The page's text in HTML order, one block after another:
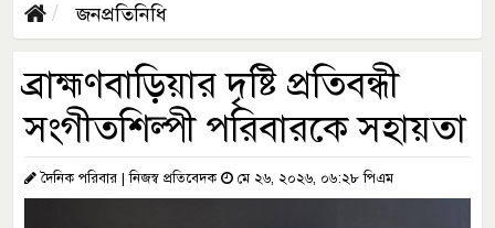
জনপ্রতিনিধি
ব্রাহ্মণবাড়িয়ার দৃষ্টি প্রতিবন্ধী
সংগীতশিল্পী পরিবারকে সহায়তা
দৈনিক পরিবার | নিজস্ব প্রতিবেদক মে ২৬, ২০২৬, ০৬:২৮ পিএম